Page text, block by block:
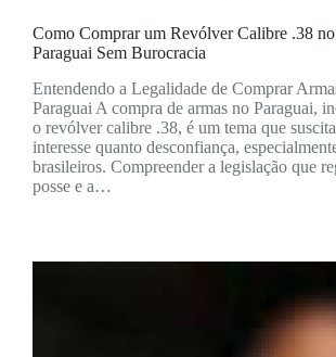
Como Comprar um Revólver Calibre .38 no
Paraguai Sem Burocracia
Entendendo a Legalidade de Comprar
Paraguai A compra de armas no Paraguai,
o revólver calibre .38, é um tema que
interesse quanto desconfiança,
brasileiros. Compreender a legislação que
posse e a…